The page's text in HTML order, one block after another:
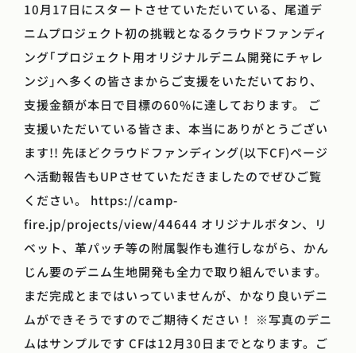
10月17日にスタートさせていただいている、尾道デ
ニムプロジェクト初の挑戦となるクラウドファンディ
ング｢プロジェクト用オリジナルデニム開発にチャレ
ンジ｣へ多くの皆さまからご支援をいただいており、
支援金額が本日で目標の60%に達しております。 ご
支援いただいている皆さま、本当にありがとうござい
ます!! 先ほどクラウドファンディング(以下CF)ページ
へ活動報告もUPさせていただきましたのでぜひご覧
ください。 https://camp-
fire.jp/projects/view/44644 オリジナルボタン、リ
ベット、革パッチ等の附属製作も進行しながら、かん
じん要のデニム生地開発も全力で取り組んでいます。
まだ完成とまではいっていませんが、かなり良いデニ
ムができそうですのでご期待ください！ ※写真のデニ
ムはサンプルです CFは12月30日までとなります。ご